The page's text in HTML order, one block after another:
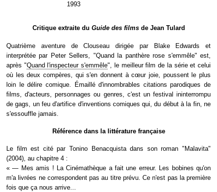
1993
Critique extraite du Guide des filmsde Jean Tulard
Quatrième aventure de Clouseau dirigée par Blake Edwards et
interprétée par Peter Sellers, "Quand la panthère rose s'emmêle" est,
après "Quand l'inspecteur s'emmêle", le meilleur film de la série et celui
où les deux compères, qui s'en donnent à cœur joie, poussent le plus
loin le délire comique. Émaillé d'innombrables citations parodiques de
films, d'acteurs, personnages ou genres, c'est un festival ininterrompu
de gags, un feu d'artifice d'inventions comiques qui, du début à la fin, ne
s'essouffle jamais.
Référence dans la littérature française
Le film est cité par Tonino Benacquista dans son roman "Malavita"
(2004), au chapitre 4 :
« — Mes amis ! La Cinémathèque a fait une erreur. Les bobines qu'on
m'a livrées ne correspondent pas au titre prévu. Ce n'est pas la première
fois que ça nous arrive...